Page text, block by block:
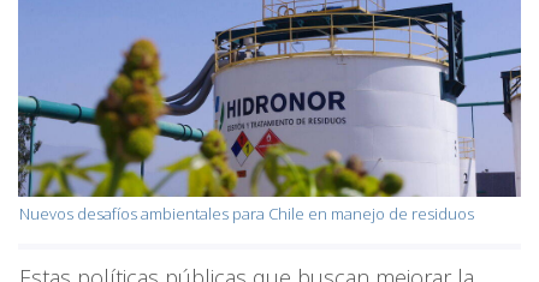
Nuevos desafíos ambientales para Chile en manejo de residuos